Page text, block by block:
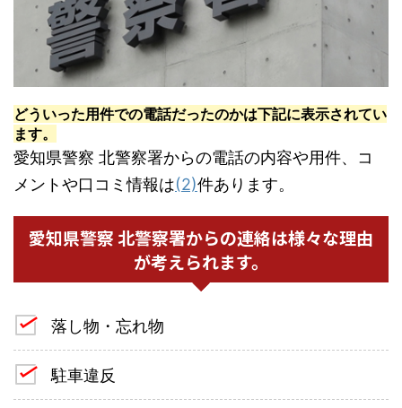
どういった用件での電話だったのかは下記に表示されてい
ます。
愛知県警察 北警察署からの電話の内容や用件、コ
メントや口コミ情報は(2)件あります。
愛知県警察 北警察署からの連絡は様々な理由
が考えられます。
落し物・忘れ物
駐車違反